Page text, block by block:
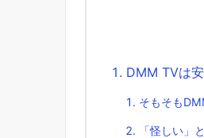
DMM TVは
そもそも
「怪しい」